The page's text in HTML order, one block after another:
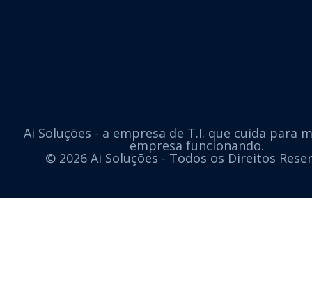
Ai Soluções - a empresa de T.I. que cuida para
empresa funcionando.
© 2026 Ai Soluções - Todos os Direitos